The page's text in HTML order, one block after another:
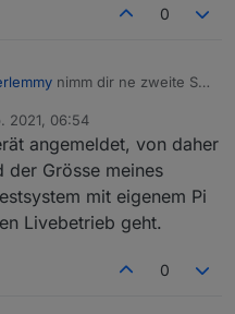
0
nimm dir ne zweite SD
im Notfall nochmal zurück
wie die Konfig war,
was ist.
mit Node und iobroker ist ja
du die Instanz löschst, dann
auch weg. Mach dir
2021, 06:54
angemeldet, von daher
der Grösse meines
mit eigenem Pi
Livebetrieb geht.
0